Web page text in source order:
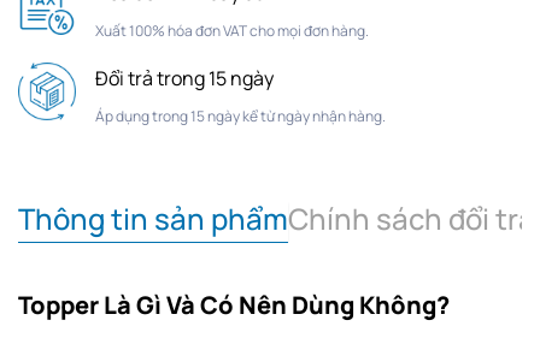
Xuất 100% hóa đơn VAT cho mọi đơn hàng.
Đổi trả trong 15 ngày
Áp dụng trong 15 ngày kể từ ngày nhận hàng.
Thông tin sản phẩmChính sách đổi trả
Topper Là Gì Và Có Nên Dùng Không?